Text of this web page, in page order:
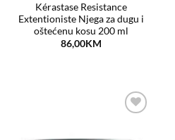
Kérastase Resistance
Extentioniste Njega za dugu i
oštećenu kosu 200 ml
86,00KM